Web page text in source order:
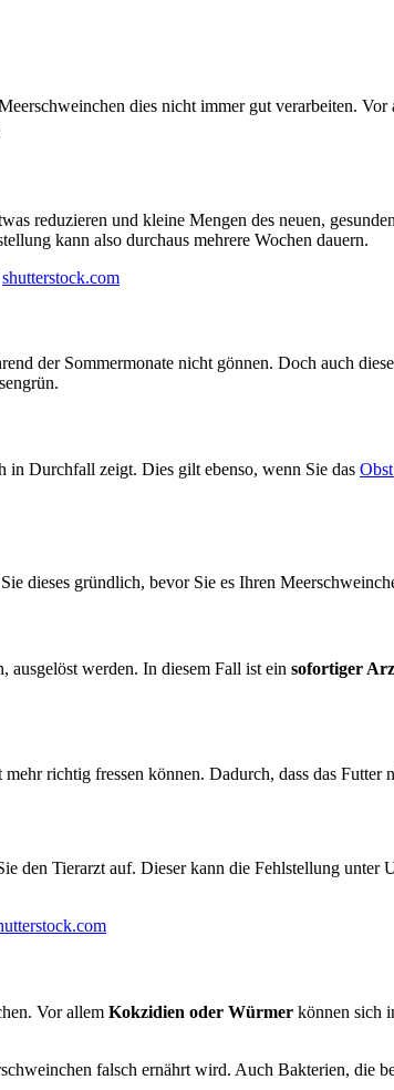
dies nicht immer gut verarbeiten.
reduzieren und kleine Mengen des neuen,
kann also durchaus mehrere Wochen dauern.
shutterstock.com
der Sommermonate nicht gönnen. Doch auch
in Durchfall zeigt. Dies gilt ebenso, wenn Sie das Obst
dieses gründlich, bevor Sie es Ihren
werden. In diesem Fall ist ein sofortiger
richtig fressen können. Dadurch, dass das
den Tierarzt auf. Dieser kann die Fehlstellung unter
Vor allem Kokzidien oder Würmer können sich
falsch ernährt wird. Auch Bakterien, die